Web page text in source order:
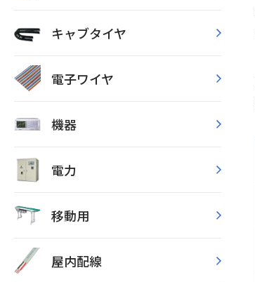
キャブタイヤ
電子ワイヤ
機器
電力
移動用
屋内配線